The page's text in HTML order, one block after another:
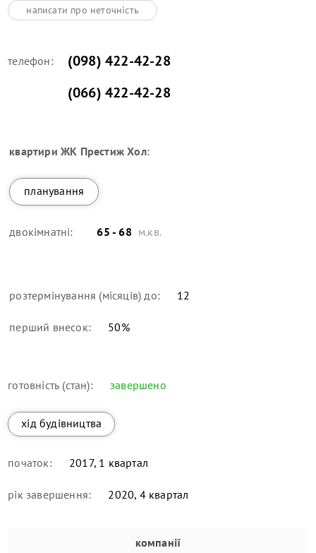
написати про неточність
телефон:
(098) 422-42-28
(066) 422-42-28
квартири ЖК Престиж Хол:
планування
двокімнатні: 65 - 68 м.кв.
розтермінування (місяців) до: 12
перший внесок: 50%
готовність (стан): завершено
хід будівництва
початок: 2017, 1 квартал
рік завершення: 2020, 4 квартал
компанії